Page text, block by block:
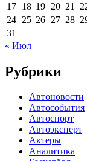
17 18 19 20 21
24 25 26 27 28
31
« Июл
Рубрики
Автоновости
Автособытия
Автоспорт
Автоэксперт
Актеры
Аналитика